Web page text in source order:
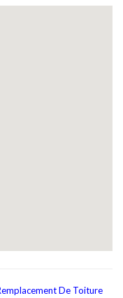
De Toiture